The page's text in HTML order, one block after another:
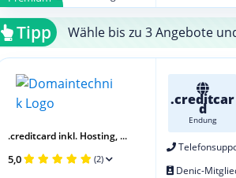
Tipp Wähle bis zu 3 Angebote
.creditcar
d
Endung
Denic-
.creditcard inkl. Hosting, ...
5,0 (2)